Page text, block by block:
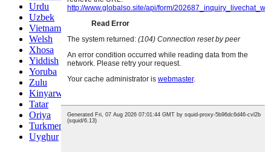
Urdu
Uzbek
Vietnamese
Welsh
Xhosa
Yiddish
Yoruba
Zulu
Kinyarwanda
Tatar
Oriya
Turkmen
Uyghur